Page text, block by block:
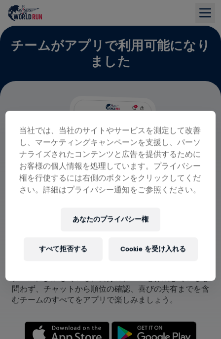
チームがアプリで利用可能になり
ました
問わず、チャットから順位の確認、喜びの共有までを含
むチームのすべてをアプリで楽しみましょう。
当社では、当社のサイトやサービスを測定して改善
し、マーケティングキャンペーンを支援し、パーソ
ナライズされたコンテンツと広告を提供するために
お客様の個人情報を処理しています。プライバシー
権を行使するには右側のボタンをクリックしてくだ
さい。詳細はプライバシー通知をご参照ください。
あなたのプライバシー権
すべて拒否する Cookie を受け入れる